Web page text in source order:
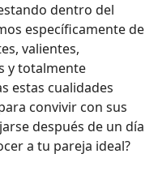
dentro del
específicamente de
valientes,
y totalmente
estas cualidades
convivir con sus
después de un día
a tu pareja ideal?